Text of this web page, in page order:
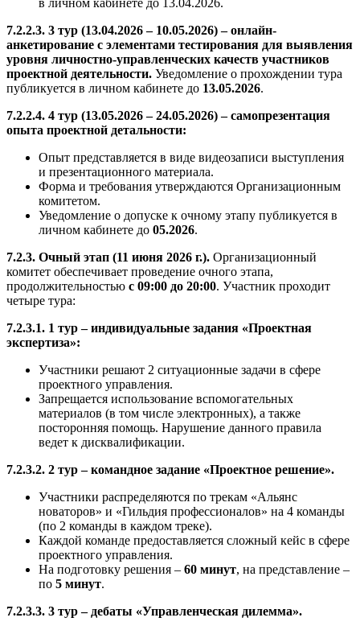
7.2.2.3. 3 тур (13.04.2026 – 10.05.2026) – онлайн-
анкетирование с элементами тестирования для выявления
уровня личностно-управленческих качеств участников
проектной деятельности. Уведомление о прохождении тура
публикуется в личном кабинете до 13.05.2026.
7.2.2.4. 4 тур (13.05.2026 – 24.05.2026) – самопрезентация
опыта проектной детальности:
Опыт представляется в виде видеозаписи выступления
и презентационного материала.
Форма и требования утверждаются Организационным
комитетом.
Уведомление о допуске к очному этапу публикуется в
личном кабинете до 05.2026.
7.2.3. Очный этап (11 июня 2026 г.). Организационный
комитет обеспечивает проведение очного этапа,
продолжительностью с 09:00 до 20:00. Участник проходит
четыре тура:
7.2.3.1. 1 тур – индивидуальные задания «Проектная
экспертиза»:
Участники решают 2 ситуационные задачи в сфере
проектного управления.
Запрещается использование вспомогательных
материалов (в том числе электронных), а также
посторонняя помощь. Нарушение данного правила
ведет к дисквалификации.
7.2.3.2. 2 тур – командное задание «Проектное решение».
Участники распределяются по трекам «Альянс
новаторов» и «Гильдия профессионалов» на 4 команды
(по 2 команды в каждом треке).
Каждой команде предоставляется сложный кейс в сфере
проектного управления.
На подготовку решения – 60 минут, на представление –
по 5 минут.
7.2.3.3. 3 тур – дебаты «Управленческая дилемма».